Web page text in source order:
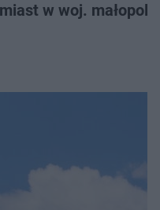
w woj.